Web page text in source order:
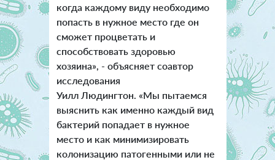
когда каждому виду необходимо
попасть в нужное место где он
сможет процветать и
способствовать здоровью
хозяина», - объясняет соавтор
исследования
Уилл Людингтон. «Мы пытаемся
выяснить как именно каждый вид
бактерий попадает в нужное
место и как минимизировать
колонизацию патогенными или не